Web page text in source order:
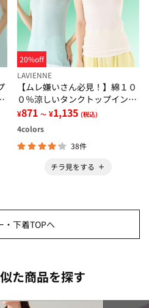
20%off
LAVIENNE
【ムレ嫌いさん必見！】綿１０
０％涼しいタンクトップインナ
ー＜さらりラボ＞
¥871 ～ ¥1,135 (税込)
4colors
38件
チラ見をする
・下着TOPへ
た商品を探す